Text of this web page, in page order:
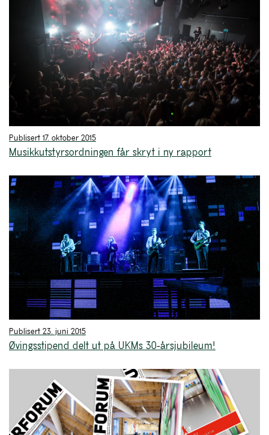
Publisert 17. oktober 2015
Musikkutstyrsordningen får skryt i ny rapport
Publisert 23. juni 2015
Øvingsstipend delt ut på UKMs 30-årsjubileum!